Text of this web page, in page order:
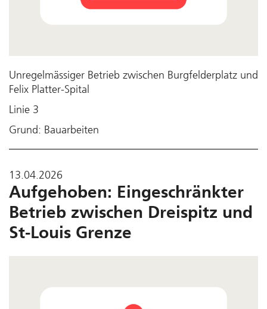
Unregelmässiger Betrieb zwischen Burgfelderplatz und
Felix Platter-Spital
Linie 3
Grund: Bauarbeiten
13.04.2026
Aufgehoben: Eingeschränkter
Betrieb zwischen Dreispitz und
St-Louis Grenze